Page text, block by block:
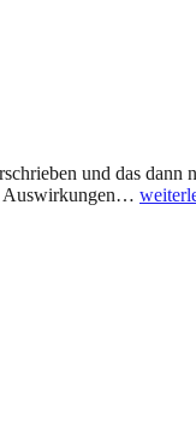
und das dann
Auswirkungen…